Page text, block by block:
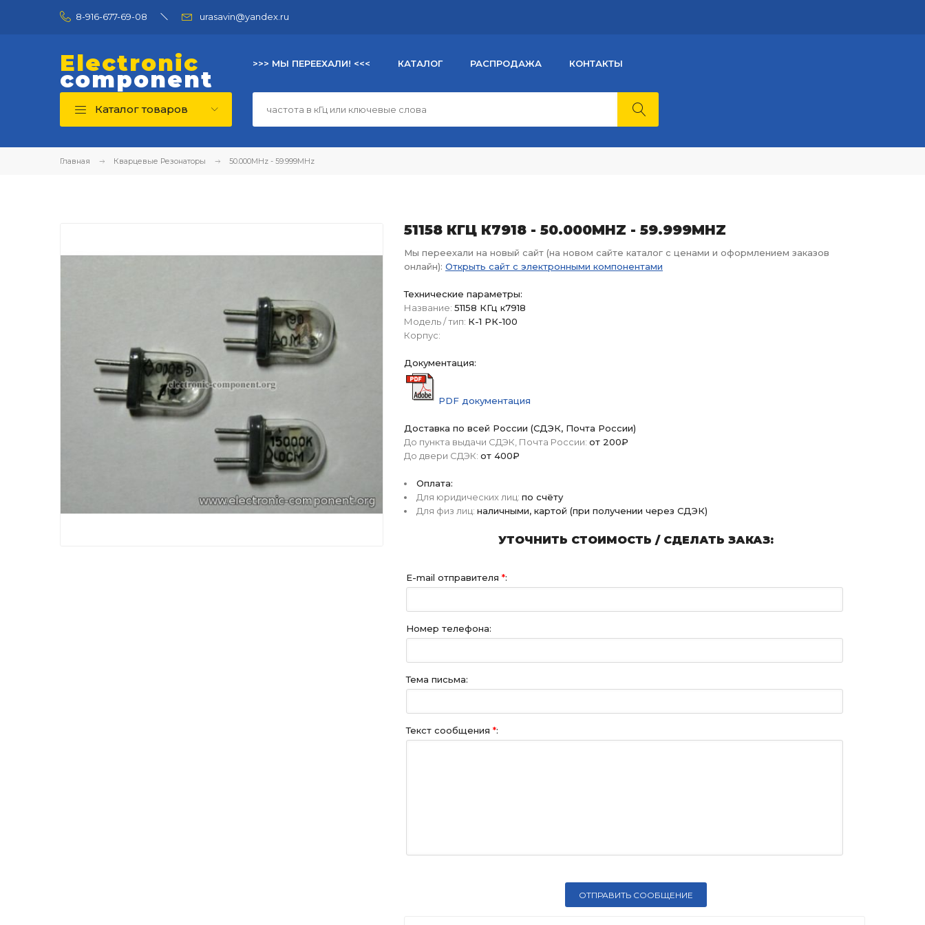
8-916-677-69-08 urasavin@yandex.ru
Electronic
component
>>> МЫ ПЕРЕЕХАЛИ! <<< КАТАЛОГ РАСПРОДАЖА КОНТАКТЫ
Каталог товаров
Главная Кварцевые Резонаторы 50.000MHz - 59.999MHz
51158 КГЦ К7918 - 50.000MHZ - 59.999MHZ
Мы переехали на новый сайт (на новом сайте каталог с ценами и оформлением заказов
онлайн): Открыть сайт с электронными компонентами
Технические параметры:
Название: 51158 КГц к7918
Модель / тип: К-1 РК-100
Корпус:
Документация:
PDF документация
Доставка по всей России (СДЭК, Почта России)
До пункта выдачи СДЭК, Почта России: от 200₽
До двери СДЭК: от 400₽
Оплата:
Для юридических лиц: по счёту
Для физ лиц: наличными, картой (при получении через СДЭК)
УТОЧНИТЬ СТОИМОСТЬ / СДЕЛАТЬ ЗАКАЗ:
E-mail отправителя *:
Номер телефона:
Тема письма:
Текст сообщения *: